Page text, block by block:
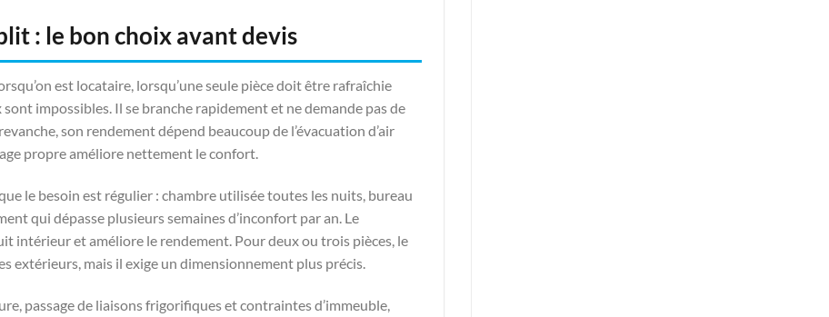
: le bon choix avant devis
est locataire, lorsqu’une seule pièce doit être rafraîchie
impossibles. Il se branche rapidement et ne demande pas de
son rendement dépend beaucoup de l’évacuation d’air
propre améliore nettement le confort.
le besoin est régulier : chambre utilisée toutes les nuits, bureau
qui dépasse plusieurs semaines d’inconfort par an. Le
intérieur et améliore le rendement. Pour deux ou trois pièces, le
extérieurs, mais il exige un dimensionnement plus précis.
passage de liaisons frigorifiques et contraintes d’immeuble,